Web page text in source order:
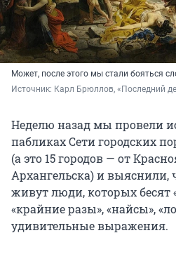
Может, после этого мы стали бояться
Источник: Карл Брюллов, «Последний
Неделю назад мы провели
пабликах Сети городских
(а это 15 городов — от
Архангельска) и выяснили,
живут люди, которых бесят
«крайние разы», «найсы»,
удивительные выражения.